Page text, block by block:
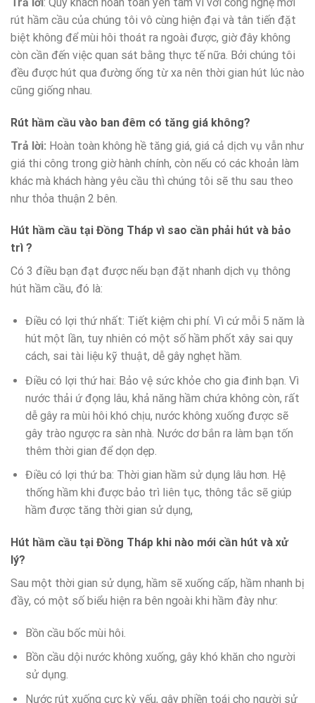
rút hầm cầu của chúng tôi vô cùng hiện đại và tân tiến đặt
biệt không để mùi hôi thoát ra ngoài được, giờ đây không
còn cần đến việc quan sát bằng thực tế nữa. Bởi chúng tôi
đều được hút qua đường ống từ xa nên thời gian hút lúc nào
cũng giống nhau.
Rút hầm cầu vào ban đêm có tăng giá không?
Trả lời: Hoàn toàn không hề tăng giá, giá cả dịch vụ vẫn như
giá thi công trong giờ hành chính, còn nếu có các khoản làm
khác mà khách hàng yêu cầu thì chúng tôi sẽ thu sau theo
như thỏa thuận 2 bên.
Hút hầm cầu tại Đồng Tháp vì sao cần phải hút và bảo
trì ?
Có 3 điều bạn đạt được nếu bạn đặt nhanh dịch vụ thông
hút hầm cầu, đó là:
Điều có lợi thứ nhất: Tiết kiệm chi phí. Vì cứ mỗi 5 năm là
hút một lần, tuy nhiên có một số hầm phốt xây sai quy
cách, sai tài liệu kỹ thuật, dễ gây nghẹt hầm.
Điều có lợi thứ hai: Bảo vệ sức khỏe cho gia đinh bạn. Vì
nước thải ứ đọng lâu, khả năng hầm chứa không còn, rất
dễ gây ra mùi hôi khó chịu, nước không xuống được sẽ
gây trào ngược ra sàn nhà. Nước dơ bắn ra làm bạn tốn
thêm thời gian để dọn dẹp.
Điều có lợi thứ ba: Thời gian hầm sử dụng lâu hơn. Hệ
thống hầm khi được bảo trì liên tục, thông tắc sẽ giúp
hầm được tăng thời gian sử dụng,
Hút hầm cầu tại Đồng Tháp khi nào mới cần hút và xử
lý?
Sau một thời gian sử dụng, hầm sẽ xuống cấp, hầm nhanh bị
đầy, có một số biểu hiện ra bên ngoài khi hầm đày như:
Bồn cầu bốc mùi hôi.
Bồn cầu dội nước không xuống, gây khó khăn cho người
sử dụng.
Nước rút xuống cực kỳ yếu, gây phiền toái cho người sử